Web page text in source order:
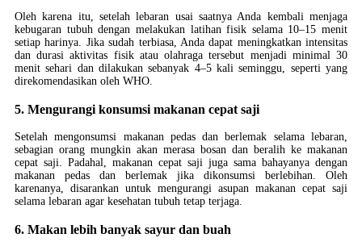
Oleh karena itu, setelah lebaran usai saatnya Anda kembali menjaga
kebugaran tubuh dengan melakukan latihan fisik selama 10–15 menit
setiap harinya. Jika sudah terbiasa, Anda dapat meningkatkan intensitas
dan durasi aktivitas fisik atau olahraga tersebut menjadi minimal 30
menit sehari dan dilakukan sebanyak 4–5 kali seminggu, seperti yang
direkomendasikan oleh WHO.
5. Mengurangi konsumsi makanan cepat saji
Setelah mengonsumsi makanan pedas dan berlemak selama lebaran,
sebagian orang mungkin akan merasa bosan dan beralih ke makanan
cepat saji. Padahal, makanan cepat saji juga sama bahayanya dengan
makanan pedas dan berlemak jika dikonsumsi berlebihan. Oleh
karenanya, disarankan untuk mengurangi asupan makanan cepat saji
selama lebaran agar kesehatan tubuh tetap terjaga.
6. Makan lebih banyak sayur dan buah